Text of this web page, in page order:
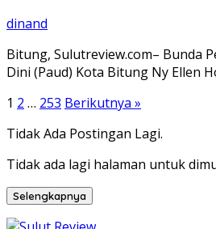
dinand
Bitung, Sulutreview.com– Bunda
Dini (Paud) Kota Bitung Ny Ellen
Paginasi
pos
1 2 … 253 Berikutnya »
Tidak Ada Postingan Lagi.
Tidak ada lagi halaman untuk
Selengkapnya